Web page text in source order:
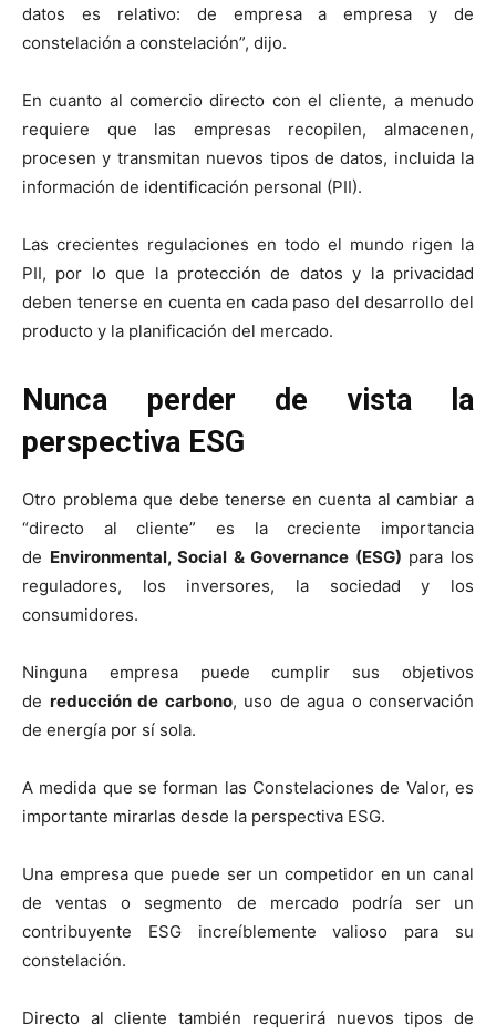
datos es relativo: de empresa a empresa y de
constelación a constelación”, dijo.
En cuanto al comercio directo con el cliente, a menudo
requiere que las empresas recopilen, almacenen,
procesen y transmitan nuevos tipos de datos, incluida la
información de identificación personal (PII).
Las crecientes regulaciones en todo el mundo rigen la
PII, por lo que la protección de datos y la privacidad
deben tenerse en cuenta en cada paso del desarrollo del
producto y la planificación del mercado.
Nunca perder de vista la
perspectiva ESG
Otro problema que debe tenerse en cuenta al cambiar a
“directo al cliente” es la creciente importancia
de Environmental, Social & Governance (ESG) para los
reguladores, los inversores, la sociedad y los
consumidores.
Ninguna empresa puede cumplir sus objetivos
de reducción de carbono, uso de agua o conservación
de energía por sí sola.
A medida que se forman las Constelaciones de Valor, es
importante mirarlas desde la perspectiva ESG.
Una empresa que puede ser un competidor en un canal
de ventas o segmento de mercado podría ser un
contribuyente ESG increíblemente valioso para su
constelación.
Directo al cliente también requerirá nuevos tipos de